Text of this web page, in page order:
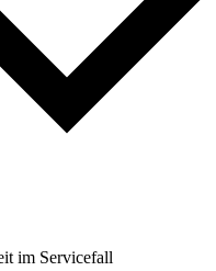
im Servicefall